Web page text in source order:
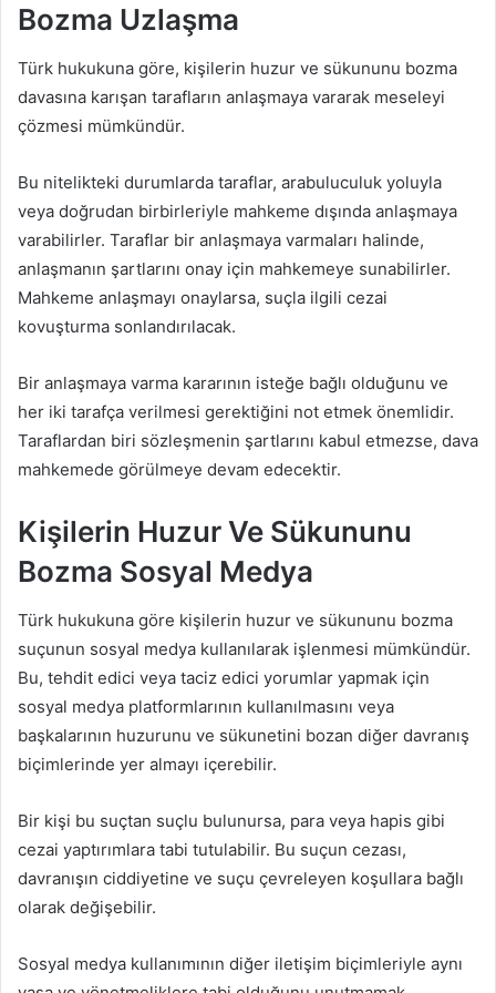
Bozma Uzlaşma
Türk hukukuna göre, kişilerin huzur ve sükununu bozma
davasına karışan tarafların anlaşmaya vararak meseleyi
çözmesi mümkündür.
Bu nitelikteki durumlarda taraflar, arabuluculuk yoluyla
veya doğrudan birbirleriyle mahkeme dışında anlaşmaya
varabilirler. Taraflar bir anlaşmaya varmaları halinde,
anlaşmanın şartlarını onay için mahkemeye sunabilirler.
Mahkeme anlaşmayı onaylarsa, suçla ilgili cezai
kovuşturma sonlandırılacak.
Bir anlaşmaya varma kararının isteğe bağlı olduğunu ve
her iki tarafça verilmesi gerektiğini not etmek önemlidir.
Taraflardan biri sözleşmenin şartlarını kabul etmezse, dava
mahkemede görülmeye devam edecektir.
Kişilerin Huzur Ve Sükununu
Bozma Sosyal Medya
Türk hukukuna göre kişilerin huzur ve sükununu bozma
suçunun sosyal medya kullanılarak işlenmesi mümkündür.
Bu, tehdit edici veya taciz edici yorumlar yapmak için
sosyal medya platformlarının kullanılmasını veya
başkalarının huzurunu ve sükunetini bozan diğer davranış
biçimlerinde yer almayı içerebilir.
Bir kişi bu suçtan suçlu bulunursa, para veya hapis gibi
cezai yaptırımlara tabi tutulabilir. Bu suçun cezası,
davranışın ciddiyetine ve suçu çevreleyen koşullara bağlı
olarak değişebilir.
Sosyal medya kullanımının diğer iletişim biçimleriyle aynı